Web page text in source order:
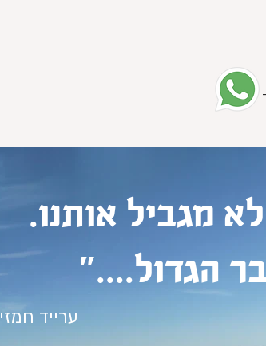
מגביל אותנו.
הגדול...."
ערייד חמזי